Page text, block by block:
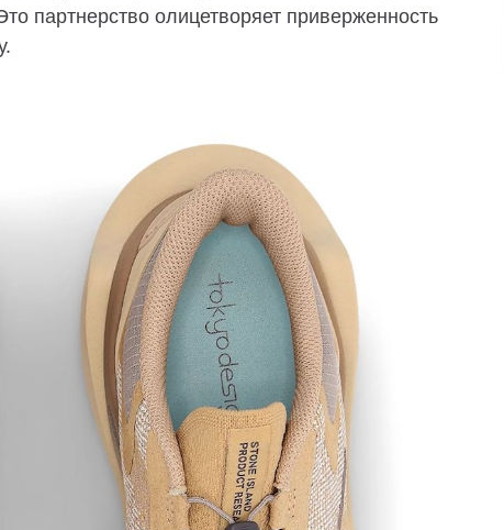
партнерство олицетворяет приверженность